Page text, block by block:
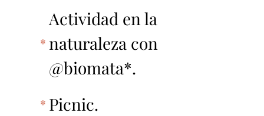
Actividad en la
naturaleza con
@biomata*.
Picnic.